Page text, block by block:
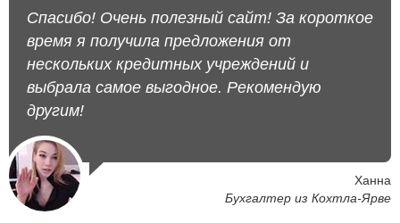
Спасибо! Очень полезный сайт! За короткое
время я получила предложения от
нескольких кредитных учреждений и
выбрала самое выгодное. Рекомендую
другим!
Ханна
Бухгалтер из Кохтла-Ярве